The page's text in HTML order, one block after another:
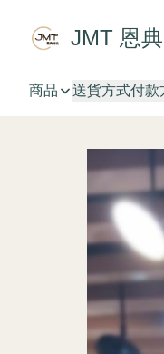
JMT 恩
商品 送貨方式付款